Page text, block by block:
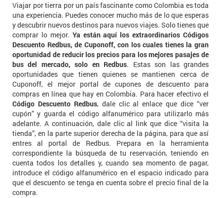
Viajar por tierra por un país fascinante como Colombia es toda
una experiencia. Puedes conocer mucho más de lo que esperas
y descubrir nuevos destinos para nuevos viajes. Solo tienes que
comprar lo mejor. Ya están aquí los extraordinarios Códigos
Descuento Redbus, de Cuponoff, con los cuales tienes la gran
oportunidad de reducir los precios para los mejores pasajes de
bus del mercado, solo en Redbus. Estas son las grandes
oportunidades que tienen quienes se mantienen cerca de
Cuponoff, el mejor portal de cupones de descuento para
compras en línea que hay en Colombia. Para hacer efectivo el
Código Descuento Redbus, dale clic al enlace que dice “ver
cupón” y guarda el código alfanumérico para utilizarlo más
adelante. A continuación, dale clic al link que dice “visita la
tienda”, en la parte superior derecha de la página, para que así
entres al portal de Redbus. Prepara en la herramienta
correspondiente la búsqueda de tu reservación, teniendo en
cuenta todos los detalles y, cuando sea momento de pagar,
introduce el código alfanumérico en el espacio indicado para
que el descuento se tenga en cuenta sobre el precio final de la
compra.